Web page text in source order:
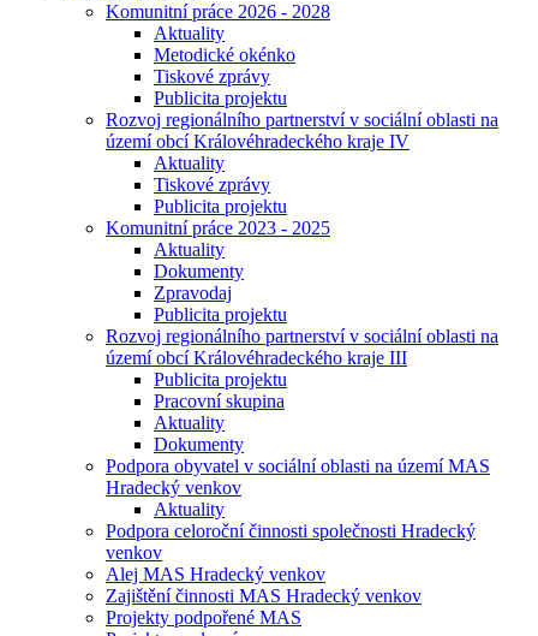
Komunitní práce 2026 - 2028
Aktuality
Metodické okénko
Tiskové zprávy
Publicita projektu
Rozvoj regionálního partnerství v sociální oblasti na
území obcí Královéhradeckého kraje IV
Aktuality
Tiskové zprávy
Publicita projektu
Komunitní práce 2023 - 2025
Aktuality
Dokumenty
Zpravodaj
Publicita projektu
Rozvoj regionálního partnerství v sociální oblasti na
území obcí Královéhradeckého kraje III
Publicita projektu
Pracovní skupina
Aktuality
Dokumenty
Podpora obyvatel v sociální oblasti na území MAS
Hradecký venkov
Aktuality
Podpora celoroční činnosti společnosti Hradecký
venkov
Alej MAS Hradecký venkov
Zajištění činnosti MAS Hradecký venkov
Projekty podpořené MAS